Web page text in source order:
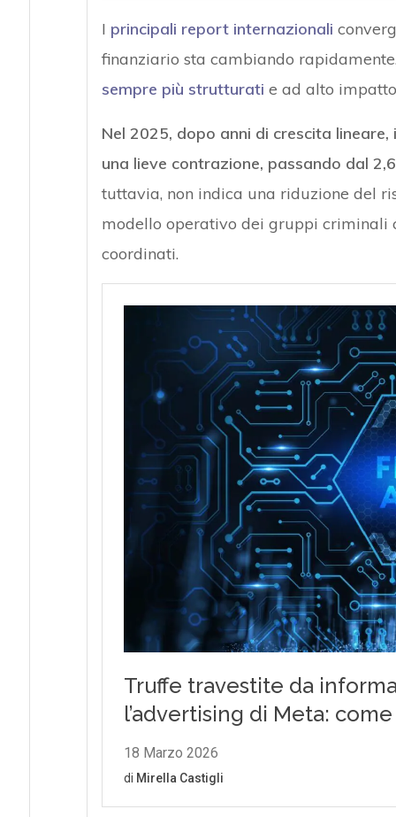
I principali report internazionali
finanziario sta cambiando
sempre più strutturati e ad alto
Nel 2025, dopo anni di crescita
una lieve contrazione, passando dal
tuttavia, non indica una riduzione del
modello operativo dei gruppi criminali
coordinati.